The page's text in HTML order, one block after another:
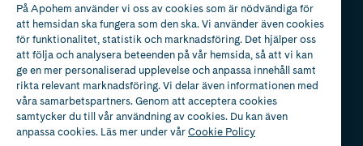
Apotek med tillstånd
av Läkemedelsverket
På Apohem använder vi oss av cookies som är nödvändiga för
att hemsidan ska fungera som den ska. Vi använder även cookies
för funktionalitet, statistik och marknadsföring. Det hjälper oss
att följa och analysera beteenden på vår hemsida, så att vi kan
ge en mer personaliserad upplevelse och anpassa innehåll samt
rikta relevant marknadsföring. Vi delar även informationen med
våra samarbetspartners. Genom att acceptera cookies
samtycker du till vår användning av cookies. Du kan även
anpassa cookies. Läs mer under vårCookie Policy